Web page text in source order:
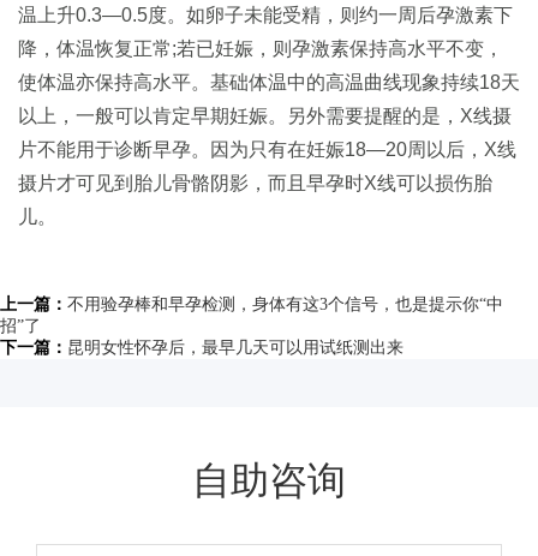
温上升0.3—0.5度。如卵子未能受精，则约一周后孕激素下
降，体温恢复正常;若已妊娠，则孕激素保持高水平不变，
使体温亦保持高水平。基础体温中的高温曲线现象持续18天
以上，一般可以肯定早期妊娠。另外需要提醒的是，X线摄
片不能用于诊断早孕。因为只有在妊娠18—20周以后，X线
摄片才可见到胎儿骨骼阴影，而且早孕时X线可以损伤胎
儿。
上一篇： 不用验孕棒和早孕检测，身体有这3个信号，也是提示你“中
招”了
下一篇： 昆明女性怀孕后，最早几天可以用试纸测出来
自助咨询